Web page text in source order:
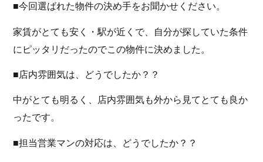
■今回選ばれた物件の決め手をお聞かせください。
家賃がとても安く・駅が近くで、自分が探していた条件
にピッタリだったのでこの物件に決めました。
■店内雰囲気は、どうでしたか？？
中がとても明るく、店内雰囲気も外から見てとても良か
ったです。
■担当営業マンの対応は、どうでしたか？？